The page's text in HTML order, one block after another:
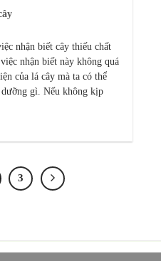
nhận biết cây thiếu chất
nhận biết này không quá
của lá cây mà ta có thể
dưỡng gì. Nếu không kịp
3